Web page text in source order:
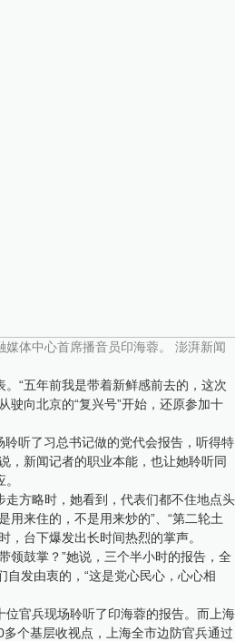
体中心首席播音员印海蓉。 澎湃新闻
“五年前我是带着新鲜感前去的，这次
驶向北京的“复兴号”开始，还原参加十
聆听了习总书记做的党代会报告，听得特
，新闻记者的职业本能，也让她聆听同
方略时，她看到，代表们都不住地点头
用来住的，不是用来炒的”、“第二轮土
，台下爆发出长时间热烈的掌声。
领鼓掌？”她说，三个半小时的报告，全
发由衷的，“这是党心民心，心心相
位官兵现场聆听了印海蓉的报告。而上海
个基层收视点，上海全市边防官兵通过